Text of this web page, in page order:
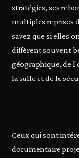
stratégies, ses
multiples reprises
savez que si elles
diffèrent souvent
géographique, de
la salle et de la
Ceux qui sont
documentaire